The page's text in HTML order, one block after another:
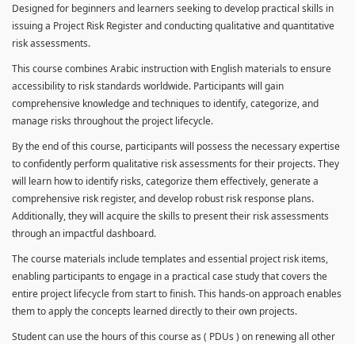
Designed for beginners and learners seeking to develop practical skills in
issuing a Project Risk Register and conducting qualitative and quantitative
risk assessments.
This course combines Arabic instruction with English materials to ensure
accessibility to risk standards worldwide. Participants will gain
comprehensive knowledge and techniques to identify, categorize, and
manage risks throughout the project lifecycle.
By the end of this course, participants will possess the necessary expertise
to confidently perform qualitative risk assessments for their projects. They
will learn how to identify risks, categorize them effectively, generate a
comprehensive risk register, and develop robust risk response plans.
Additionally, they will acquire the skills to present their risk assessments
through an impactful dashboard.
The course materials include templates and essential project risk items,
enabling participants to engage in a practical case study that covers the
entire project lifecycle from start to finish. This hands-on approach enables
them to apply the concepts learned directly to their own projects.
Student can use the hours of this course as ( PDUs ) on renewing all other